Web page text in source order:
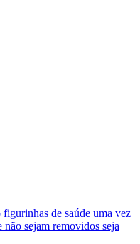
de saúde uma vez
sejam removidos seja